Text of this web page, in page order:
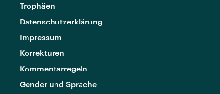
Trophäen
Datenschutzerklärung
Impressum
Korrekturen
Kommentarregeln
Gender und Sprache